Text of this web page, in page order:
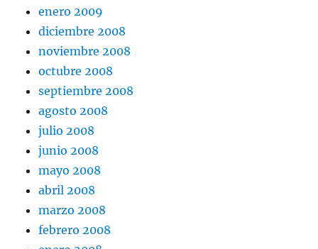
enero 2009
diciembre 2008
noviembre 2008
octubre 2008
septiembre 2008
agosto 2008
julio 2008
junio 2008
mayo 2008
abril 2008
marzo 2008
febrero 2008